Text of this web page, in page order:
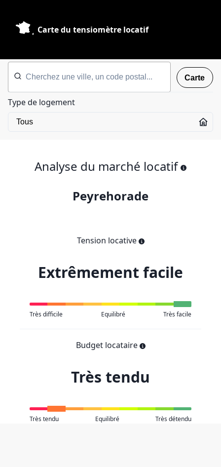
Carte du tensiomètre locatif
Carte
Type de logement
Analyse du marché locatif
Peyrehorade
Tension locative
Extrêmement facile
Très difficile Equilibré Très facile
Budget locataire
Très tendu
Très tendu Equilibré Très détendu